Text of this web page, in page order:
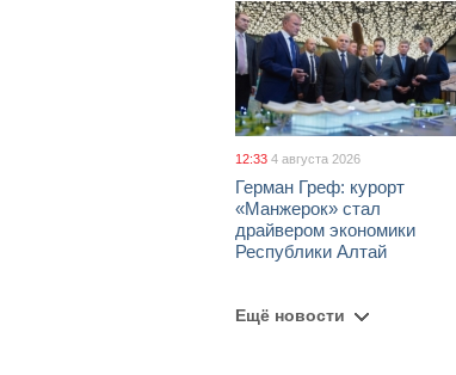
12:33 4 августа 2026
Герман Греф: курорт
«Манжерок» стал
драйвером экономики
Республики Алтай
Ещё новости